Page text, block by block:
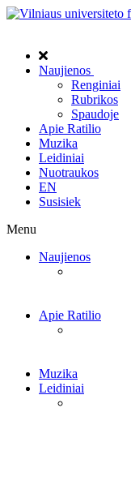
Naujienos
Renginiai
Rubrikos
Spaudoje
Apie Ratilio
Muzika
Leidiniai
Nuotraukos
EN
Susisiek
Menu
Naujienos
Apie Ratilio
Muzika
Leidiniai